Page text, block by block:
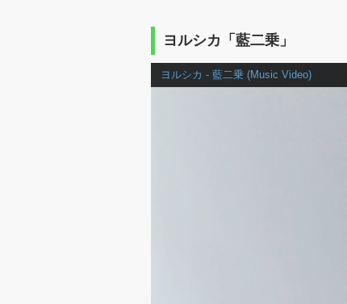
ヨルシカ「藍二乗」
ヨルシカ - 藍二乗 (Music Video)